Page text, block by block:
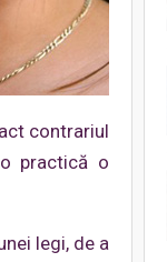
contrariul
practică o
legi, de a